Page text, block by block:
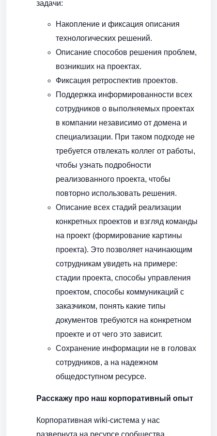
задачи:
Накопление и фиксация описания
технологических решений.
Описание способов решения проблем,
возникших на проектах.
Фиксация ретроспектив проектов.
Поддержка информированности всех
сотрудников о выполняемых проектах
в компании независимо от домена и
специализации. При таком подходе не
требуется отвлекать коллег от работы,
чтобы узнать подробности
реализованного проекта, чтобы
повторно использовать решения.
Описание всех стадий реализации
конкретных проектов и взгляд команды
на проект (формирование картины
проекта). Это позволяет начинающим
сотрудникам увидеть на примере:
стадии проекта, способы управления
проектом, способы коммуникаций с
заказчиком, понять какие типы
документов требуются на конкретном
проекте и от чего это зависит.
Сохранение информации не в головах
сотрудников, а на надежном
общедоступном ресурсе.
Расскажу про наш корпоративный опыт
Корпоративная wiki-система у нас